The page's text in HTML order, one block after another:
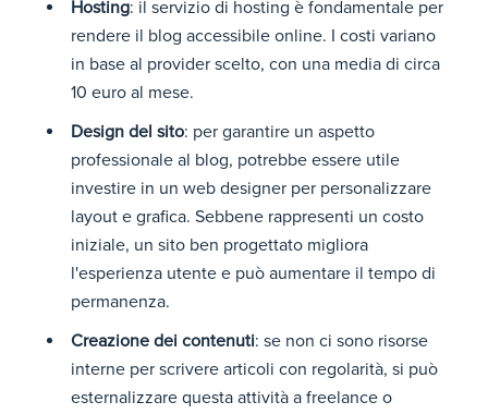
Hosting: il servizio di hosting è fondamentale per
rendere il blog accessibile online. I costi variano
in base al provider scelto, con una media di circa
10 euro al mese.
Design del sito: per garantire un aspetto
professionale al blog, potrebbe essere utile
investire in un web designer per personalizzare
layout e grafica. Sebbene rappresenti un costo
iniziale, un sito ben progettato migliora
l'esperienza utente e può aumentare il tempo di
permanenza.
Creazione dei contenuti: se non ci sono risorse
interne per scrivere articoli con regolarità, si può
esternalizzare questa attività a freelance o